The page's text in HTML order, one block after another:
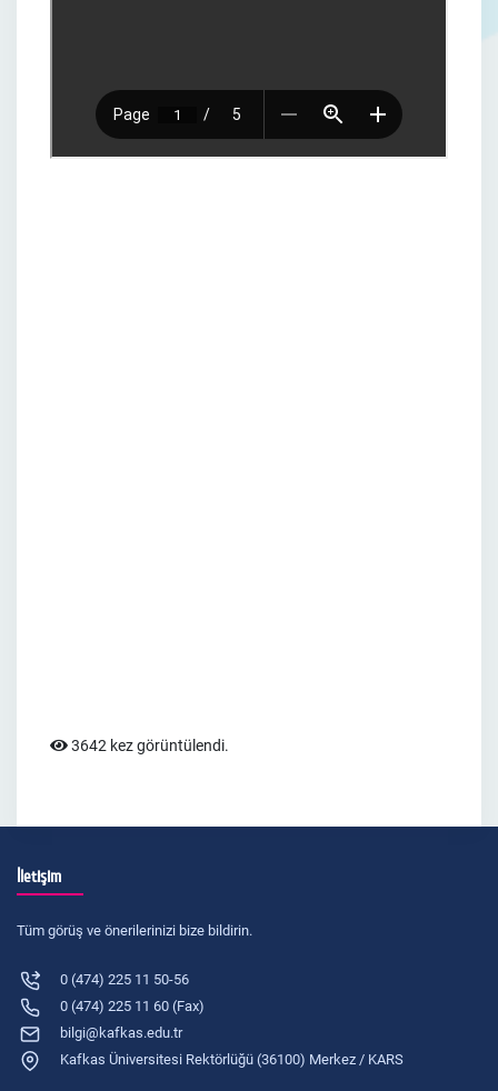
3642 kez görüntülendi.
İletişim
Tüm görüş ve önerilerinizi bize bildirin.
0 (474) 225 11 50-56
0 (474) 225 11 60 (Fax)
bilgi@kafkas.edu.tr
Kafkas Üniversitesi Rektörlüğü (36100) Merkez / KARS